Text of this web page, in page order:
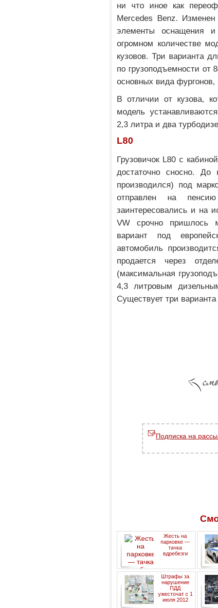
ни что иное как
Mercedes Benz.
элементы оснащения и
огромном количестве
кузовов. Три варианта
по грузоподъемности от
основных вида фургонов,
В отличии от кузова,
модель
2,3 литра и два
L80
Грузовичок L80 с
достаточно сносно. До
производился) под
отправлен на
заинтересовались и на
VW срочно пришлось
вариант под
автомобиль
продается через
(максимальная
4,3 литровым
Существует три
Подписка на
Жесть на
парковке —
тачка
вдребезги
Штрафы за
нарушение
ПДД
ужесточат с 1
июля 2012